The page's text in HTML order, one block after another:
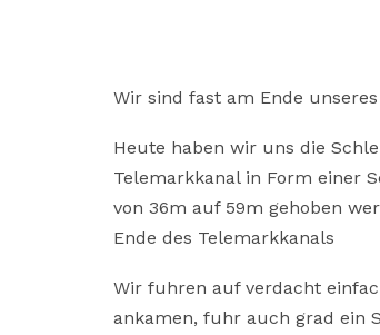
Wir sind fast am Ende
Heute haben wir uns die
Telemarkkanal in Form einer
von 36m auf 59m gehoben
Ende des Telemarkkanals
Wir fuhren auf verdacht
ankamen, fuhr auch grad ein